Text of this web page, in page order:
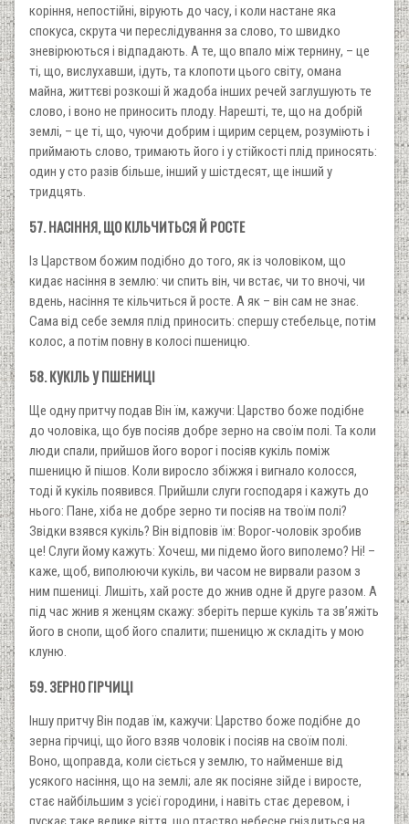
коріння, непостійні, вірують до часу, і коли настане яка
спокуса, скрута чи переслідування за слово, то швидко
зневірюються і відпадають. А те, що впало між тернину, – це
ті, що, вислухавши, ідуть, та клопоти цього світу, омана
майна, життєві розкоші й жадоба інших речей заглушують те
слово, і воно не приносить плоду. Нарешті, те, що на добрій
землі, – це ті, що, чуючи добрим і щирим серцем, розуміють і
приймають слово, тримають його і у стійкості плід приносять:
один у сто разів більше, інший у шістдесят, ще інший у
тридцять.
57. НАСІННЯ, ЩО КІЛЬЧИТЬСЯ Й РОСТЕ
Із Царством божим подібно до того, як із чоловіком, що
кидає насіння в землю: чи спить він, чи встає, чи то вночі, чи
вдень, насіння те кільчиться й росте. А як – він сам не знає.
Сама від себе земля плід приносить: спершу стебельце, потім
колос, а потім повну в колосі пшеницю.
58. КУКІЛЬ У ПШЕНИЦІ
Ще одну притчу подав Він їм, кажучи: Царство боже подібне
до чоловіка, що був посіяв добре зерно на своїм полі. Та коли
люди спали, прийшов його ворог і посіяв кукіль поміж
пшеницю й пішов. Коли виросло збіжжя і вигнало колосся,
тоді й кукіль появився. Прийшли слуги господаря і кажуть до
нього: Пане, хіба не добре зерно ти посіяв на твоїм полі?
Звідки взявся кукіль? Він відповів їм: Ворог-чоловік зробив
це! Слуги йому кажуть: Хочеш, ми підемо його виполемо? Ні! –
каже, щоб, виполюючи кукіль, ви часом не вирвали разом з
ним пшениці. Лишіть, хай росте до жнив одне й друге разом. А
під час жнив я женцям скажу: зберіть перше кукіль та зв’яжіть
його в снопи, щоб його спалити; пшеницю ж складіть у мою
клуню.
59. ЗЕРНО ГІРЧИЦІ
Іншу притчу Він подав їм, кажучи: Царство боже подібне до
зерна гірчиці, що його взяв чоловік і посіяв на своїм полі.
Воно, щоправда, коли сіється у землю, то найменше від
усякого насіння, що на землі; але як посіяне зійде і виросте,
стає найбільшим з усієї городини, і навіть стає деревом, і